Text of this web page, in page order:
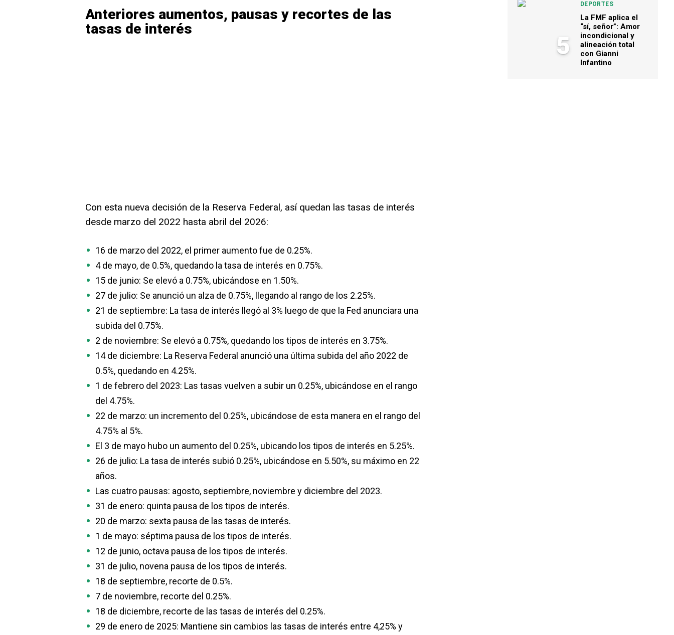
Anteriores aumentos, pausas y recortes de las
tasas de interés
Con esta nueva decisión de la Reserva Federal, así quedan las tasas de interés
desde marzo del 2022 hasta abril del 2026:
16 de marzo del 2022, el primer aumento fue de 0.25%.
4 de mayo, de 0.5%, quedando la tasa de interés en 0.75%.
15 de junio: Se elevó a 0.75%, ubicándose en 1.50%.
27 de julio: Se anunció un alza de 0.75%, llegando al rango de los 2.25%.
21 de septiembre: La tasa de interés llegó al 3% luego de que la Fed anunciara una
subida del 0.75%.
2 de noviembre: Se elevó a 0.75%, quedando los tipos de interés en 3.75%.
14 de diciembre: La Reserva Federal anunció una última subida del año 2022 de
0.5%, quedando en 4.25%.
1 de febrero del 2023: Las tasas vuelven a subir un 0.25%, ubicándose en el rango
del 4.75%.
22 de marzo: un incremento del 0.25%, ubicándose de esta manera en el rango del
4.75% al 5%.
El 3 de mayo hubo un aumento del 0.25%, ubicando los tipos de interés en 5.25%.
26 de julio: La tasa de interés subió 0.25%, ubicándose en 5.50%, su máximo en 22
años.
Las cuatro pausas: agosto, septiembre, noviembre y diciembre del 2023.
31 de enero: quinta pausa de los tipos de interés.
20 de marzo: sexta pausa de las tasas de interés.
1 de mayo: séptima pausa de los tipos de interés.
12 de junio, octava pausa de los tipos de interés.
31 de julio, novena pausa de los tipos de interés.
18 de septiembre, recorte de 0.5%.
7 de noviembre, recorte del 0.25%.
18 de diciembre, recorte de las tasas de interés del 0.25%.
29 de enero de 2025: Mantiene sin cambios las tasas de interés entre 4,25% y
5
DEPORTES
La FMF aplica el
“sí, señor”: Amor
incondicional y
alineación total
con Gianni
Infantino